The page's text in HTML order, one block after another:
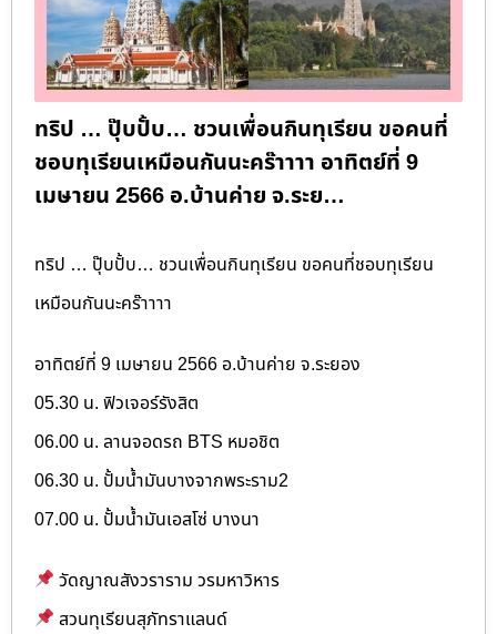
ทริป … ปุ๊บปั้บ… ชวนเพื่อนกินทุเรียน ขอคนที่
ชอบทุเรียนเหมือนกันนะคร๊าาาา อาทิตย์ที่ 9
เมษายน 2566 อ.บ้านค่าย จ.ระย…
ทริป … ปุ๊บปั้บ… ชวนเพื่อนกินทุเรียน ขอคนที่ชอบทุเรียน
เหมือนกันนะคร๊าาาา
อาทิตย์ที่ 9 เมษายน 2566 อ.บ้านค่าย จ.ระยอง
05.30 น. ฟิวเจอร์รังสิต
06.00 น. ลานจอดรถ BTS หมอชิต
06.30 น. ปั้มน้ำมันบางจากพระราม2
07.00 น. ปั้มน้ำมันเอสโซ่ บางนา
วัดญาณสังวราราม วรมหาวิหาร
สวนทุเรียนสุภัทราแลนด์